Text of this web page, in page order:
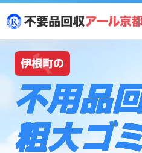
伊根町の
不用品
粗大ゴ